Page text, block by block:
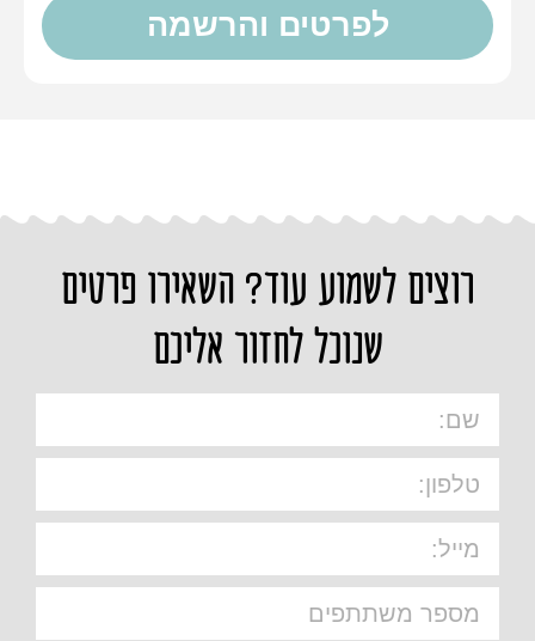
לפרטים והרשמה
רוצים לשמוע עוד? השאירו פרטים
שנוכל לחזור אליכם